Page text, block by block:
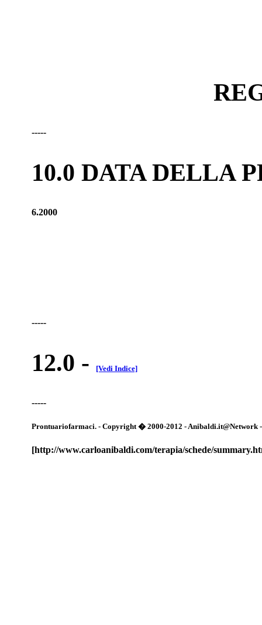
-----
10.0 DATA DELLA
6.2000
-----
12.0 - [Vedi Indice]
-----
Prontuariofarmaci. - Copyright � 2000-2012 -
[http://www.carloanibaldi.com/terapia/schede/